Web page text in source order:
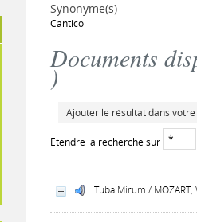
Synonyme(s)
Cántico
Documents
)
Ajouter le résultat dans
Etendre la recherche sur
Tuba Mirum /